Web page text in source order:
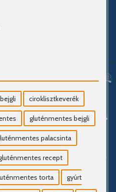
bejgli ciroklisztkeverék
gluténmentes bejgli
palacsinta
recept
torta gyúrt